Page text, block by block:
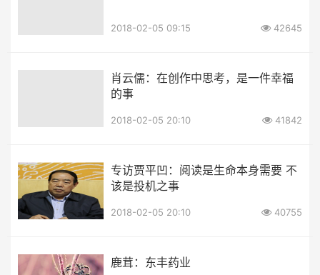
2018-02-05 09:15 42645
肖云儒：在创作中思考，是一件幸福
的事
2018-02-05 20:10 41842
专访贾平凹：阅读是生命本身需要 不
该是投机之事
2018-02-05 20:10 40755
鹿茸：东丰药业